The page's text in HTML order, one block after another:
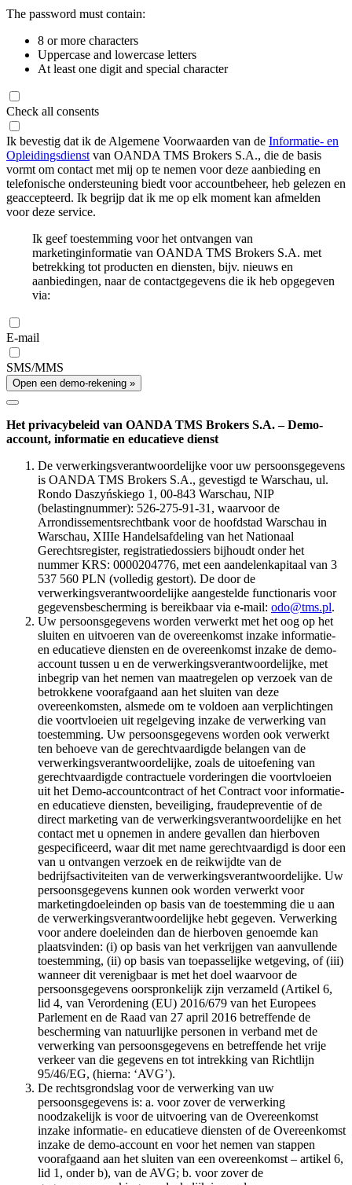
The password must contain:
8 or more characters
Uppercase and lowercase letters
At least one digit and special character
Check all consents
Ik bevestig dat ik de Algemene Voorwaarden van de Informatie- en
Opleidingsdienst van OANDA TMS Brokers S.A., die de basis
vormt om contact met mij op te nemen voor deze aanbieding en
telefonische ondersteuning biedt voor accountbeheer, heb gelezen en
geaccepteerd. Ik begrijp dat ik me op elk moment kan afmelden
voor deze service.
Ik geef toestemming voor het ontvangen van
marketinginformatie van OANDA TMS Brokers S.A. met
betrekking tot producten en diensten, bijv. nieuws en
aanbiedingen, naar de contactgegevens die ik heb opgegeven
via:
E-mail
SMS/MMS
Open een demo-rekening »
Het privacybeleid van OANDA TMS Brokers S.A. – Demo-
account, informatie en educatieve dienst
De verwerkingsverantwoordelijke voor uw persoonsgegevens
is OANDA TMS Brokers S.A., gevestigd te Warschau, ul.
Rondo Daszyńskiego 1, 00-843 Warschau, NIP
(belastingnummer): 526-275-91-31, waarvoor de
Arrondissementsrechtbank voor de hoofdstad Warschau in
Warschau, XIIIe Handelsafdeling van het Nationaal
Gerechtsregister, registratiedossiers bijhoudt onder het
nummer KRS: 0000204776, met een aandelenkapitaal van 3
537 560 PLN (volledig gestort). De door de
verwerkingsverantwoordelijke aangestelde functionaris voor
gegevensbescherming is bereikbaar via e-mail: odo@tms.pl.
Uw persoonsgegevens worden verwerkt met het oog op het
sluiten en uitvoeren van de overeenkomst inzake informatie-
en educatieve diensten en de overeenkomst inzake de demo-
account tussen u en de verwerkingsverantwoordelijke, met
inbegrip van het nemen van maatregelen op verzoek van de
betrokkene voorafgaand aan het sluiten van deze
overeenkomsten, alsmede om te voldoen aan verplichtingen
die voortvloeien uit regelgeving inzake de verwerking van
toestemming. Uw persoonsgegevens worden ook verwerkt
ten behoeve van de gerechtvaardigde belangen van de
verwerkingsverantwoordelijke, zoals de uitoefening van
gerechtvaardigde contractuele vorderingen die voortvloeien
uit het Demo-accountcontract of het Contract voor informatie-
en educatieve diensten, beveiliging, fraudepreventie of de
direct marketing van de verwerkingsverantwoordelijke en het
contact met u opnemen in andere gevallen dan hierboven
gespecificeerd, waar dit met name gerechtvaardigd is door een
van u ontvangen verzoek en de reikwijdte van de
bedrijfsactiviteiten van de verwerkingsverantwoordelijke. Uw
persoonsgegevens kunnen ook worden verwerkt voor
marketingdoeleinden op basis van de toestemming die u aan
de verwerkingsverantwoordelijke hebt gegeven. Verwerking
voor andere doeleinden dan de hierboven genoemde kan
plaatsvinden: (i) op basis van het verkrijgen van aanvullende
toestemming, (ii) op basis van toepasselijke wetgeving, of (iii)
wanneer dit verenigbaar is met het doel waarvoor de
persoonsgegevens oorspronkelijk zijn verzameld (Artikel 6,
lid 4, van Verordening (EU) 2016/679 van het Europees
Parlement en de Raad van 27 april 2016 betreffende de
bescherming van natuurlijke personen in verband met de
verwerking van persoonsgegevens en betreffende het vrije
verkeer van die gegevens en tot intrekking van Richtlijn
95/46/EG, (hierna: ‘AVG’).
De rechtsgrondslag voor de verwerking van uw
persoonsgegevens is: a. voor zover de verwerking
noodzakelijk is voor de uitvoering van de Overeenkomst
inzake informatie- en educatieve diensten of de Overeenkomst
inzake de demo-account en voor het nemen van stappen
voorafgaand aan het sluiten van een overeenkomst – artikel 6,
lid 1, onder b), van de AVG; b. voor zover de